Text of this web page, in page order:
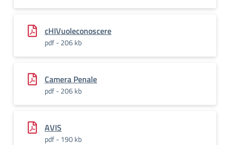
cHIVuoleconoscere
pdf - 206 kb
Camera Penale
pdf - 206 kb
AVIS
pdf - 190 kb